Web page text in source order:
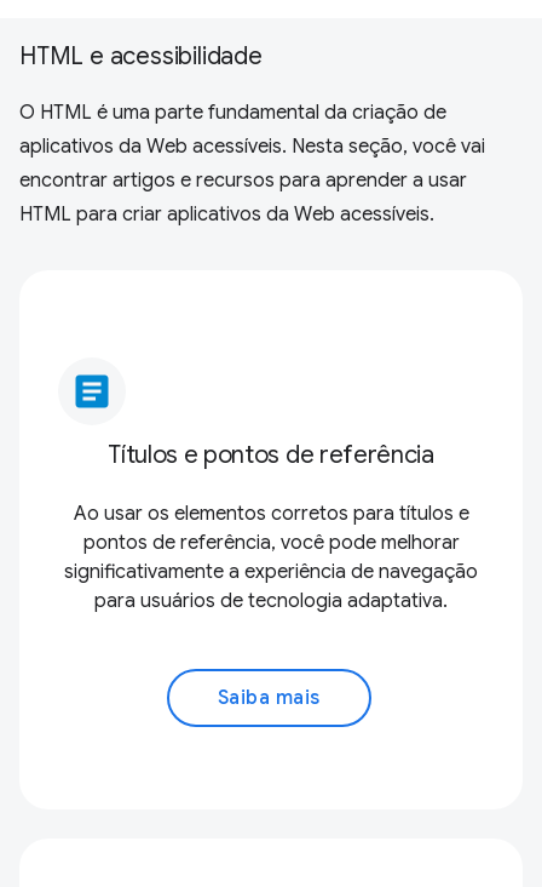
HTML e acessibilidade
O HTML é uma parte fundamental da criação de
aplicativos da Web acessíveis. Nesta seção, você vai
encontrar artigos e recursos para aprender a usar
HTML para criar aplicativos da Web acessíveis.
article
Títulos e pontos de referência
Ao usar os elementos corretos para títulos e
pontos de referência, você pode melhorar
significativamente a experiência de navegação
para usuários de tecnologia adaptativa.
Saiba mais